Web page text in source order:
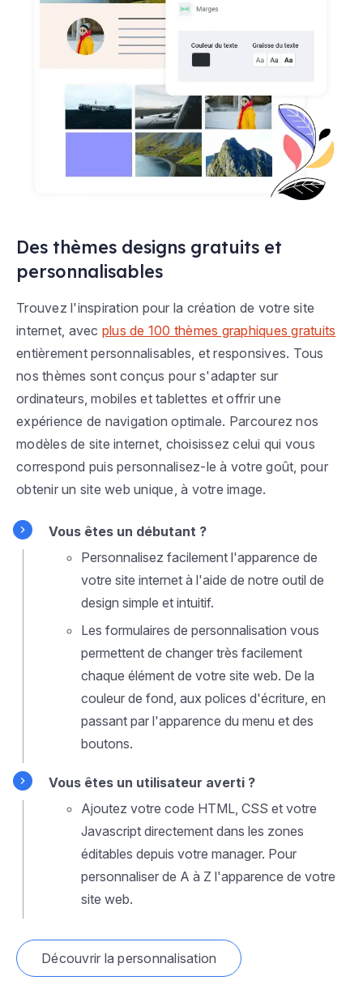
Des thèmes designs gratuits et
personnalisables
Trouvez l'inspiration pour la création de votre site
internet, avec plus de 100 thèmes graphiques gratuits
entièrement personnalisables, et responsives. Tous
nos thèmes sont conçus pour s'adapter sur
ordinateurs, mobiles et tablettes et offrir une
expérience de navigation optimale. Parcourez nos
modèles de site internet, choisissez celui qui vous
correspond puis personnalisez-le à votre goût, pour
obtenir un site web unique, à votre image.
Vous êtes un débutant ?
Personnalisez facilement l'apparence de
votre site internet à l'aide de notre outil de
design simple et intuitif.
Les formulaires de personnalisation vous
permettent de changer très facilement
chaque élément de votre site web. De la
couleur de fond, aux polices d'écriture, en
passant par l'apparence du menu et des
boutons.
Vous êtes un utilisateur averti ?
Ajoutez votre code HTML, CSS et votre
Javascript directement dans les zones
éditables depuis votre manager. Pour
personnaliser de A à Z l'apparence de votre
site web.
Découvrir la personnalisation